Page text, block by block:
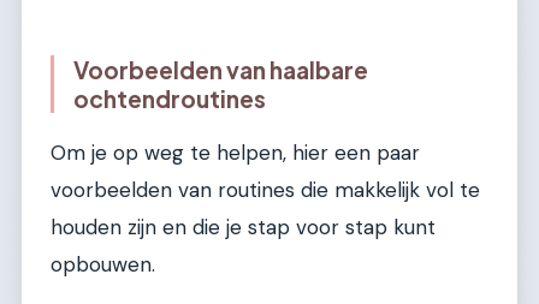
Voorbeelden van haalbare
ochtendroutines
Om je op weg te helpen, hier een paar
voorbeelden van routines die makkelijk vol te
houden zijn en die je stap voor stap kunt
opbouwen.